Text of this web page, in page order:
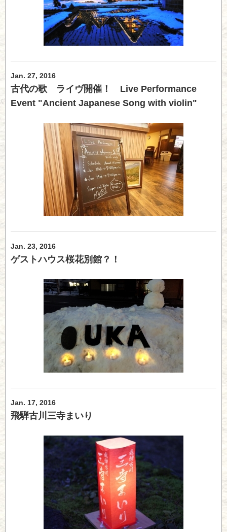
Jan. 27, 2016
古代の歌 ライヴ開催！ Live Performance
Event "Ancient Japanese Song with violin"
Jan. 23, 2016
ゲストハウス桜花別館？！
Jan. 17, 2016
飛騨古川三寺まいり